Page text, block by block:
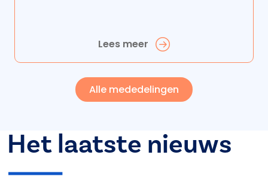
Lees meer
Alle mededelingen
Het laatste nieuws